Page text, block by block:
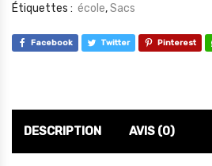
Étiquettes : école,Sacs
Facebook Twitter Pinterest
DESCRIPTION AVIS (0)